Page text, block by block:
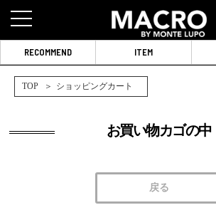
RECOMMEND ITEM
TOP ショッピングカート
お買い物カゴの中